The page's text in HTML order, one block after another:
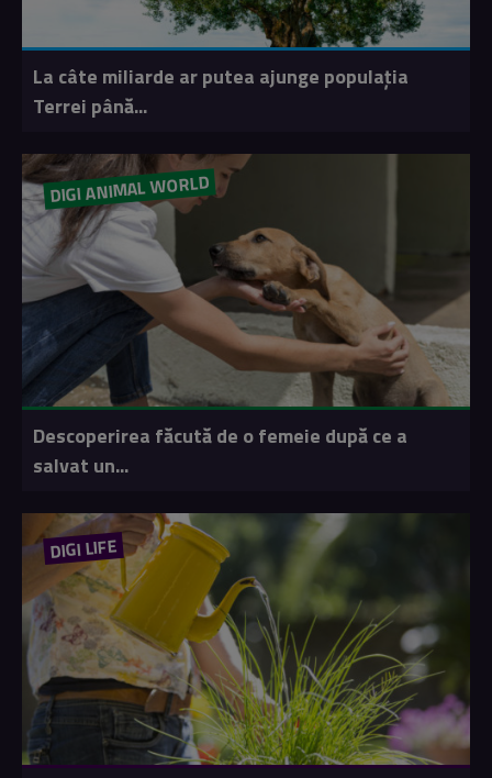
La câte miliarde ar putea ajunge populația
Terrei până...
DIGI ANIMAL WORLD
Descoperirea făcută de o femeie după ce a
salvat un...
DIGI LIFE